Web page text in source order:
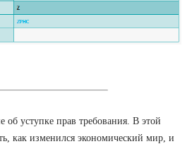
об уступке прав требования. В этой
как изменился экономический мир, и